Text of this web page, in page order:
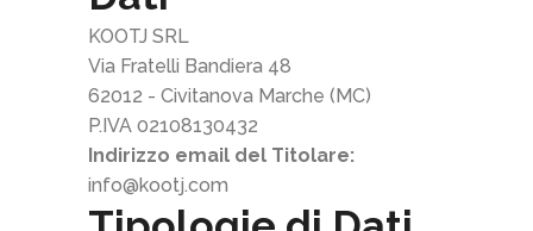
KOOTJ SRL
Via Fratelli Bandiera 48
62012 - Civitanova Marche (MC)
P.IVA 02108130432
Indirizzo email del Titolare:
info@kootj.com